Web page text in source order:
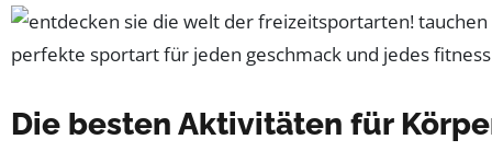
Die besten Aktivitäten für